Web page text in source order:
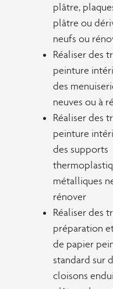
plâtre,
plâtre ou
neufs ou
Réaliser des
peinture
des
neuves ou à
Réaliser des
peinture
des supports
métalliques
rénover
Réaliser des
préparation
de papier
standard sur
cloisons